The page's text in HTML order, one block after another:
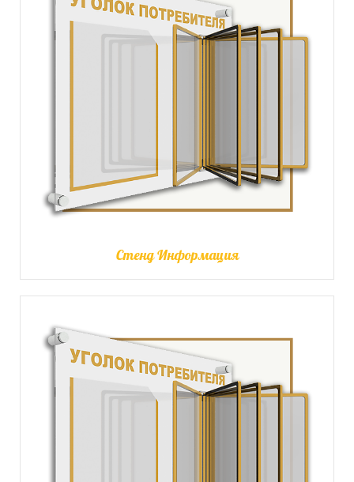
Стенд Информация